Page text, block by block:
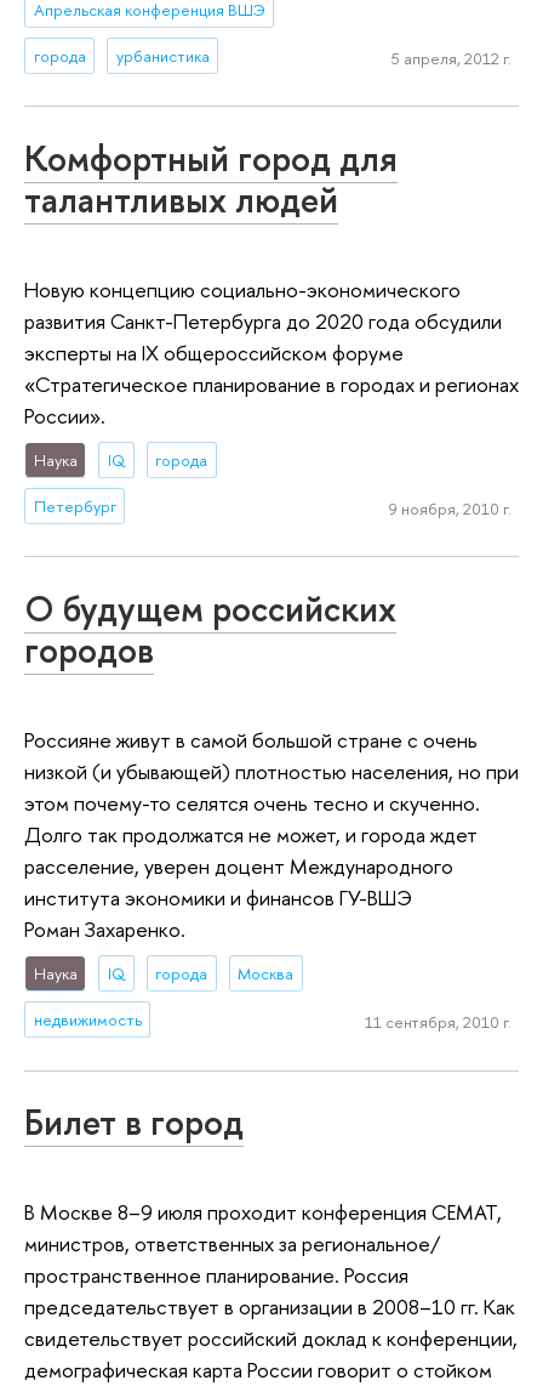
Апрельская конференция ВШЭ
города урбанистика 5 апреля, 2012 г.
Комфортный город для
талантливых людей
Новую концепцию социально-экономического
развития Санкт-Петербурга до 2020 года обсудили
эксперты на IX общероссийском форуме
«Стратегическое планирование в городах и регионах
России».
Наука IQ города
Петербург 9 ноября, 2010 г.
О будущем российских
городов
Россияне живут в самой большой стране с очень
низкой (и убывающей) плотностью населения, но при
этом почему-то селятся очень тесно и скученно.
Долго так продолжатся не может, и города ждет
расселение, уверен доцент Международного
института экономики и финансов ГУ-ВШЭ
Роман Захаренко.
Наука IQ города Москва
недвижимость 11 сентября, 2010 г.
Билет в город
В Москве 8–9 июля проходит конференция СЕМАТ,
министров, ответственных за региональное/
пространственное планирование. Россия
председательствует в организации в 2008–10 гг. Как
свидетельствует российский доклад к конференции,
демографическая карта России говорит о стойком